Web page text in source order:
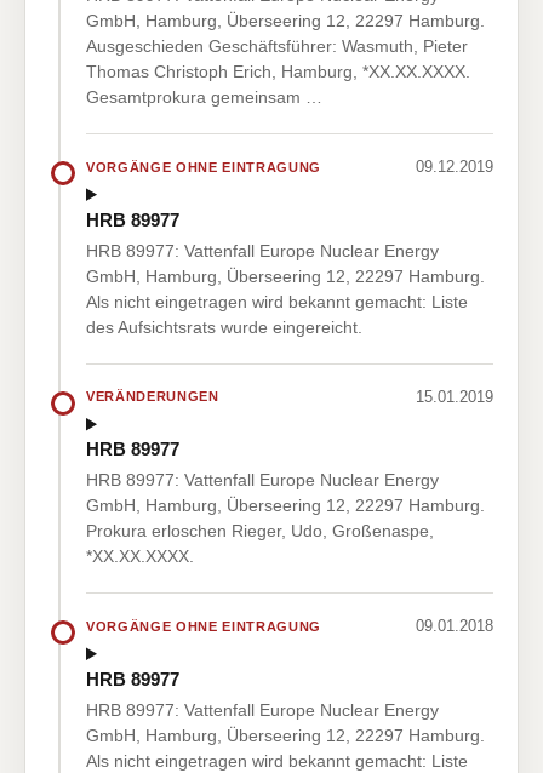
GmbH, Hamburg, Überseering 12, 22297 Hamburg.
Ausgeschieden Geschäftsführer: Wasmuth, Pieter
Thomas Christoph Erich, Hamburg, *XX.XX.XXXX.
Gesamtprokura gemeinsam …
VORGÄNGE OHNE EINTRAGUNG 09.12.2019
HRB 89977
HRB 89977: Vattenfall Europe Nuclear Energy
GmbH, Hamburg, Überseering 12, 22297 Hamburg.
Als nicht eingetragen wird bekannt gemacht: Liste
des Aufsichtsrats wurde eingereicht.
VERÄNDERUNGEN 15.01.2019
HRB 89977
HRB 89977: Vattenfall Europe Nuclear Energy
GmbH, Hamburg, Überseering 12, 22297 Hamburg.
Prokura erloschen Rieger, Udo, Großenaspe,
*XX.XX.XXXX.
VORGÄNGE OHNE EINTRAGUNG 09.01.2018
HRB 89977
HRB 89977: Vattenfall Europe Nuclear Energy
GmbH, Hamburg, Überseering 12, 22297 Hamburg.
Als nicht eingetragen wird bekannt gemacht: Liste